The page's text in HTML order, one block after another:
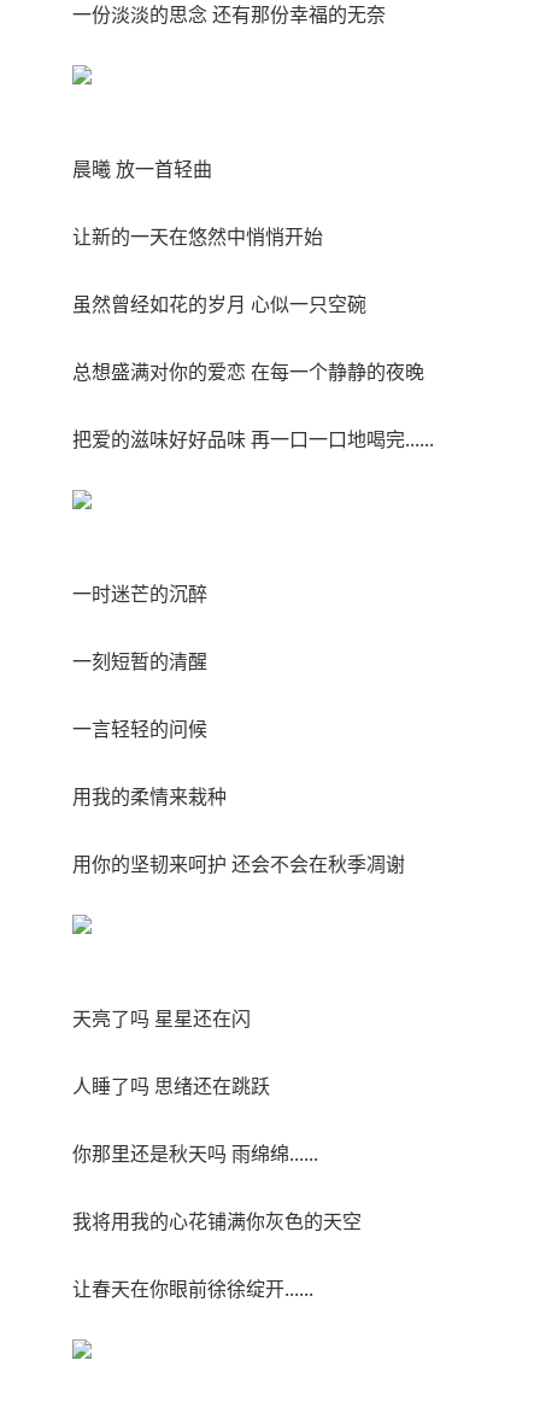
一份淡淡的思念 还有那份幸福的无奈
晨曦 放一首轻曲
让新的一天在悠然中悄悄开始
虽然曾经如花的岁月 心似一只空碗
总想盛满对你的爱恋 在每一个静静的夜晚
把爱的滋味好好品味 再一口一口地喝完......
一时迷芒的沉醉
一刻短暂的清醒
一言轻轻的问候
用我的柔情来栽种
用你的坚韧来呵护 还会不会在秋季凋谢
天亮了吗 星星还在闪
人睡了吗 思绪还在跳跃
你那里还是秋天吗 雨绵绵......
我将用我的心花铺满你灰色的天空
让春天在你眼前徐徐绽开......